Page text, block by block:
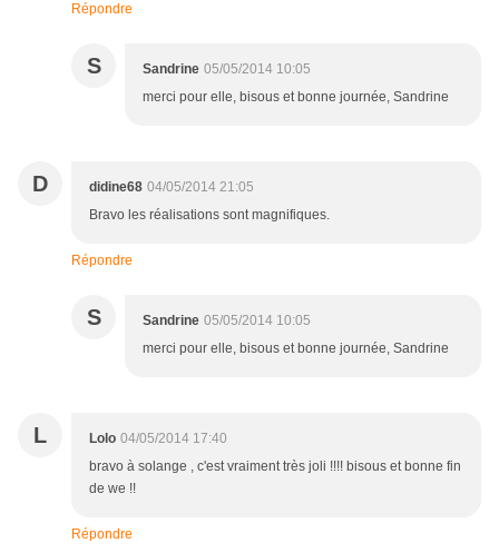
Répondre
S Sandrine 05/05/2014 10:05
merci pour elle, bisous et bonne journée, Sandrine
D didine68 04/05/2014 21:05
Bravo les réalisations sont magnifiques.
Répondre
S Sandrine 05/05/2014 10:05
merci pour elle, bisous et bonne journée, Sandrine
L Lolo 04/05/2014 17:40
bravo à solange , c'est vraiment très joli !!!! bisous et bonne fin
de we !!
Répondre